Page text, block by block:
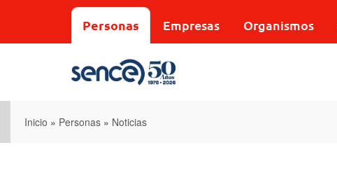
Personas Empresas Organismos
Inicio » Personas » Noticias